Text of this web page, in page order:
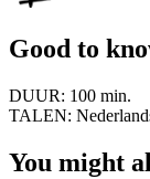
Good to
DUUR: 100 min.
TALEN:
You might